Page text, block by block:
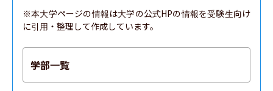
※本大学ページの情報は大学の公式HPの情報を受験生向け
に引用・整理して作成しています。
学部一覧